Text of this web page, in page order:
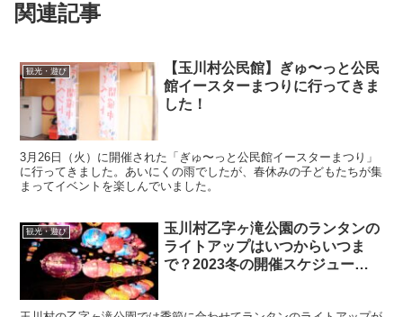
関連記事
観光・遊び
【玉川村公民館】ぎゅ〜っと公民
館イースターまつりに行ってきま
した！
3月26日（火）に開催された「ぎゅ〜っと公民館イースターまつり」
に行ってきました。あいにくの雨でしたが、春休みの子どもたちが集
まってイベントを楽しんでいました。
観光・遊び
玉川村乙字ヶ滝公園のランタンの
ライトアップはいつからいつま
で？2023冬の開催スケジュール